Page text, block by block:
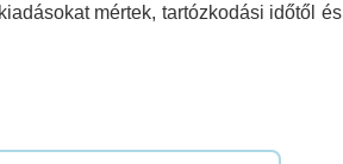
mértek, tartózkodási időtől és